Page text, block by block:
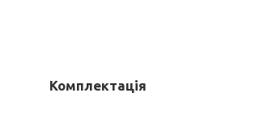
Комплектація